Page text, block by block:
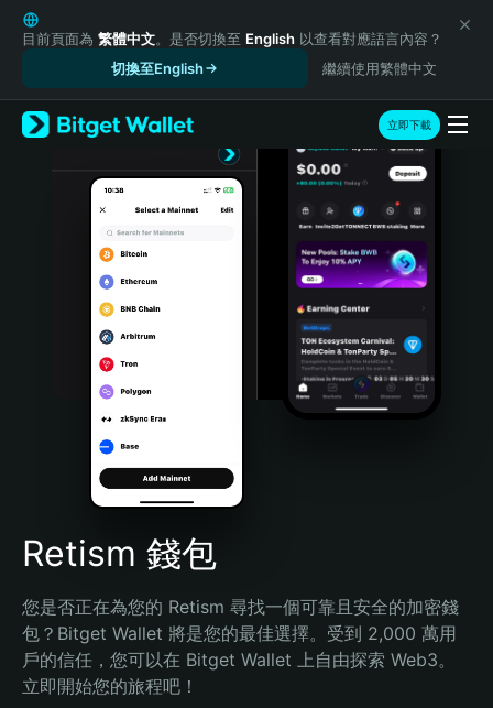
English
日本語
Русский
Español (Latinoamérica)
Türkçe
Português (Portugal)
Bahasa Indonesia
Português (Brasil)
Español (Argentina)
目前頁面為 繁體中文。是否切換至 English 以查看對應語言內容？
切換至English
繼續使用繁體中文
立即下載
Retism 錢包
您是否正在為您的 Retism 尋找一個可靠且安全的加密錢
包？Bitget Wallet 將是您的最佳選擇。受到 2,000 萬用
戶的信任，您可以在 Bitget Wallet 上自由探索 Web3。
立即開始您的旅程吧！